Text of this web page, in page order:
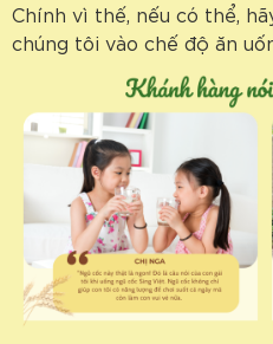
Chính vì thế, nếu có thể,
chúng tôi vào chế độ ăn